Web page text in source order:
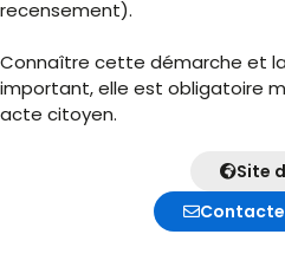
recensement).
Connaître cette démarche et
important, elle est obligatoire
acte citoyen.
Site